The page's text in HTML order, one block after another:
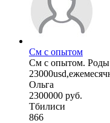
См с опытом
См с опытом. Роды
Ольга
2300000 руб.
Тбилиси
866